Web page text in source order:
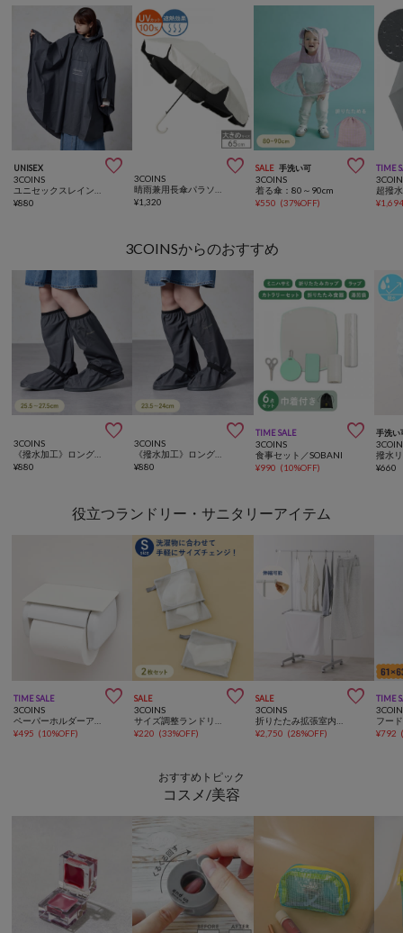
UNISEX 
3COINS
¥880

3COINS
¥1,320
SALE 手洗い可 
3COINS
着る傘：80～90cm
¥550 (37%OFF)
TIME
超撥
¥
3COINSからのおすすめ

3COINS
¥880

3COINS
¥880
TIME SALE 
3COINS
食事セット／SOBANI
¥990 (10%OFF)
手洗い
撥水
¥660
役立つランドリー・サニタリーアイテム
TIME SALE 
3COINS
¥495 (10%OFF)
SALE 
3COINS
¥220 (33%OFF)
SALE 
3COINS
¥2,750 (28%OFF)
TIME
¥792
おすすめトピック
コスメ/美容